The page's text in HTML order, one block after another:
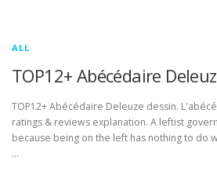
ALL
TOP12+ Abécédaire
TOP12+ Abécédaire Deleuze dessin.
ratings & reviews explanation. A leftist
because being on the left has nothing to do
…